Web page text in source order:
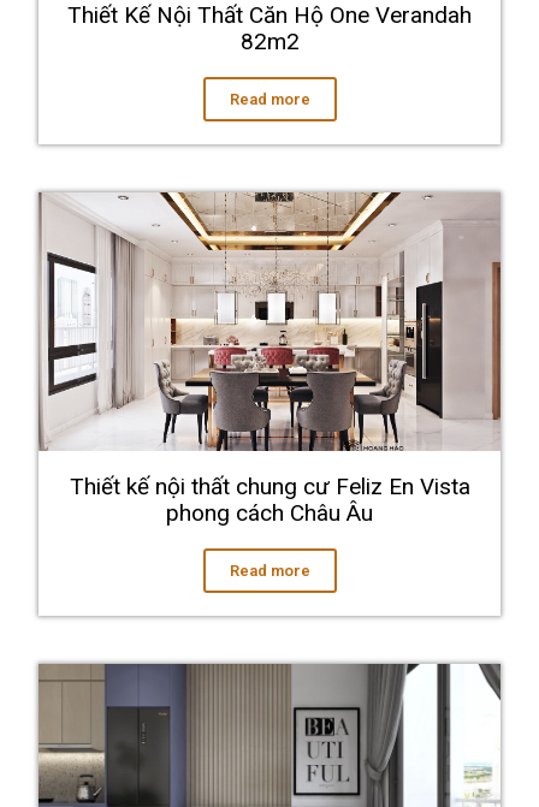
Thiết Kế Nội Thất Căn Hộ One Verandah
82m2
Read more
Thiết kế nội thất chung cư Feliz En Vista
phong cách Châu Âu
Read more